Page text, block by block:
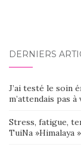
DERNIERS
J’ai testé le soin
m’attendais pas
Stress, fatigue,
TuiNa »Himalaya